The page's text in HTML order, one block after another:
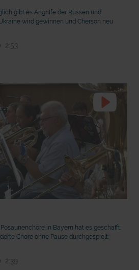
auf für Kinderzirkus Giovanni
gibt es Angriffe der Russen und
wird gewinnen und Cherson neu
2:53
in Bayern hat es geschafft:
Chöre ohne Pause durchgespielt:
2:39